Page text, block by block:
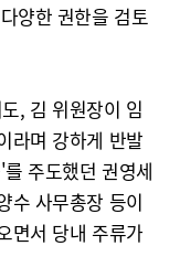
양한 권한을 검토
, 김 위원장이 임
라며 강하게 반발
주도했던 권영세
수 사무총장 등이
면서 당내 주류가